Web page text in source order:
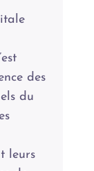
des
du
leurs